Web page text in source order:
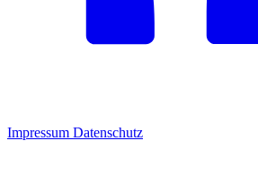
Impressum Datenschutz